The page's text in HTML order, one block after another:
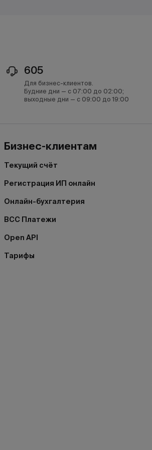
605
Для бизнес-клиентов.
Будние дни — с 07:00 до 02:00;
выходные дни — с 09:00 до 19:00
Бизнес-клиентам
Текущий счёт
Регистрация ИП онлайн
Онлайн-бухгалтерия
BCC Платежи
Open API
Тарифы